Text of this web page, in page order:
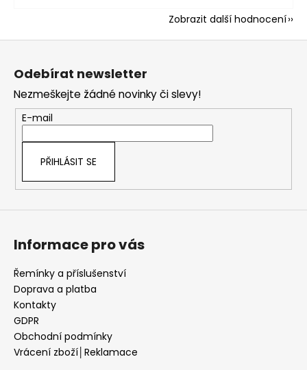
Zobrazit další hodnocení
Z
Odebírat newsletter
Nezmeškejte žádné novinky či slevy!
E-mail
PŘIHLÁSIT SE
Informace pro vás
Řemínky a příslušenství
Doprava a platba
Kontakty
GDPR
Obchodní podmínky
Vrácení zboží│Reklamace